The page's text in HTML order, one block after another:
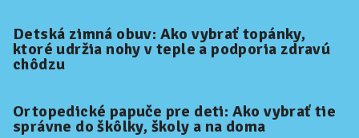
Detská zimná obuv: Ako vybrať topánky,
ktoré udržia nohy v teple a podporia zdravú
chôdzu
Ortopedické papuče pre deti: Ako vybrať tie
správne do škôlky, školy a na doma